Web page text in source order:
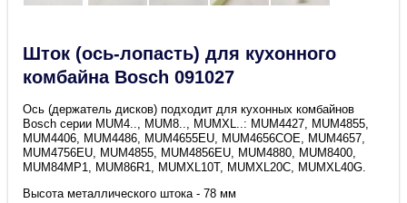
Шток (ось-лопасть) для кухонного
комбайна Bosch 091027
Ось (держатель дисков) подходит для кухонных комбайнов
Bosch серии MUM4.., MUM8.., MUMXL..: MUM4427, MUM4855,
MUM4406, MUM4486, MUM4655EU, MUM4656COE, MUM4657,
MUM4756EU, MUM4855, MUM4856EU, MUM4880, MUM8400,
MUM84MP1, MUM86R1, MUMXL10T, MUMXL20C, MUMXL40G.
Высота металлического штока - 78 мм